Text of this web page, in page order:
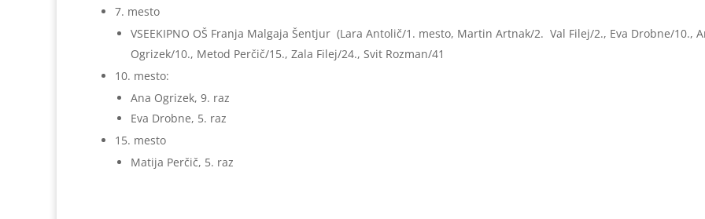
7. mesto
VSEEKIPNO OŠ Franja Malgaja Šentjur (Lara Antolič/1. mesto, Martin Artnak/2. Val Filej/2., Eva Drobne/10.,
Ogrizek/10., Metod Perčič/15., Zala Filej/24., Svit Rozman/41
10. mesto:
Ana Ogrizek, 9. raz
Eva Drobne, 5. raz
15. mesto
Matija Perčič, 5. raz